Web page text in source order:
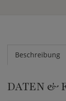
Beschreibung
DATEN &